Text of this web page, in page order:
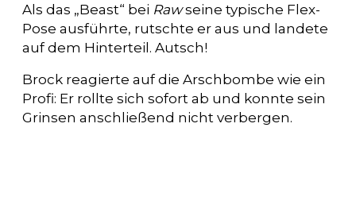
Als das „Beast“ bei Rawseine typische Flex-
Pose ausführte, rutschte er aus und landete
auf dem Hinterteil. Autsch!
Brock reagierte auf die Arschbombe wie ein
Profi: Er rollte sich sofort ab und konnte sein
Grinsen anschließend nicht verbergen.